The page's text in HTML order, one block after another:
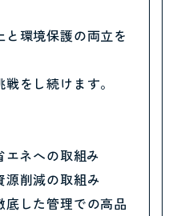
環境保護の両立を
をし続けます。
エネへの取組み
源削減の取組み
底した管理での高品